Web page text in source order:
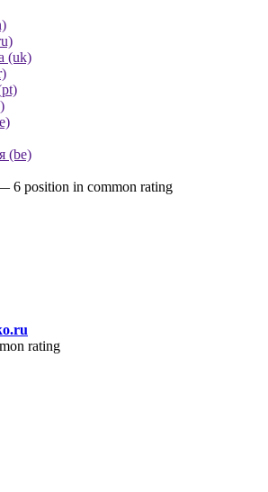
(uk)
(be)
6 position in common rating
rating